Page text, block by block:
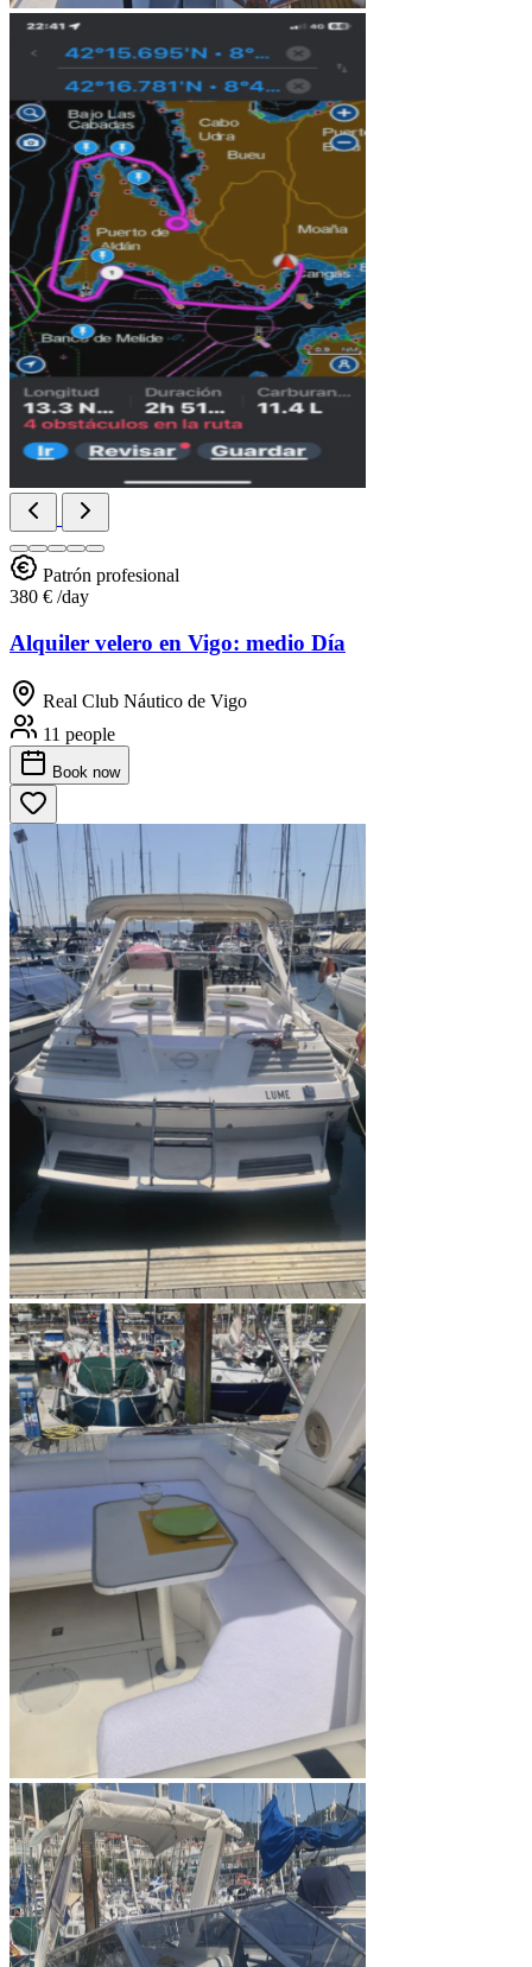
Patrón profesional
380 € /day
Alquiler velero en Vigo: medio Día
Real Club Náutico de Vigo
11 people
Book now